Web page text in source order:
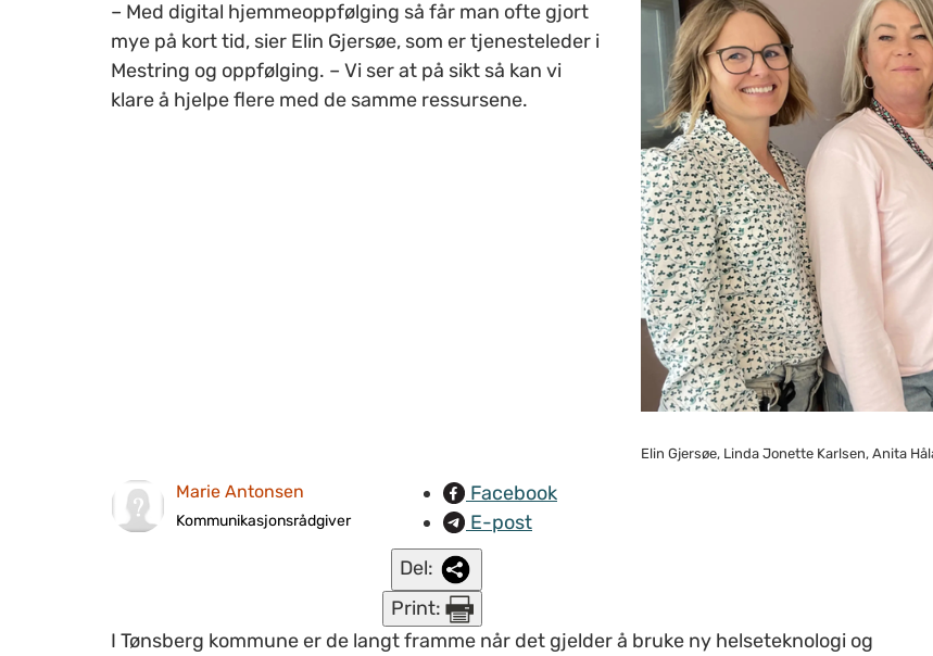
– Med digital hjemmeoppfølging så får man ofte gjort
mye på kort tid, sier Elin Gjersøe, som er tjenesteleder i
Mestring og oppfølging. – Vi ser at på sikt så kan vi
klare å hjelpe flere med de samme ressursene.
Elin Gjersøe, Linda Jonette Karlsen, Anita
Marie Antonsen
Kommunikasjonsrådgiver
Facebook
E-post
Del:
Print:
I Tønsberg kommune er de langt framme når det gjelder å bruke ny helseteknologi og